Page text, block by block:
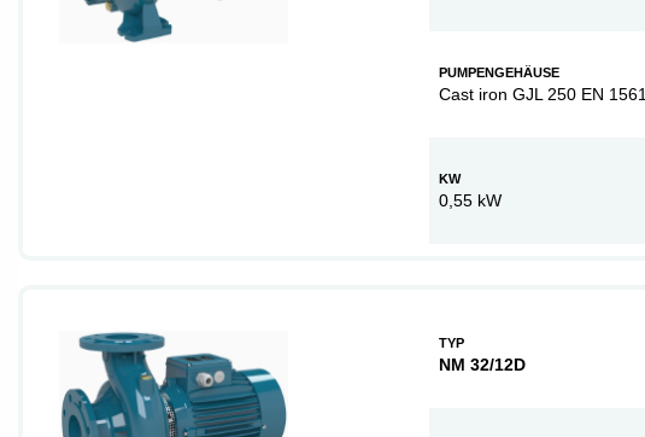
PUMPENGEHÄUSE
Cast iron GJL 250 EN 1561
KW
0,55 kW
TYP
NM 32/12D